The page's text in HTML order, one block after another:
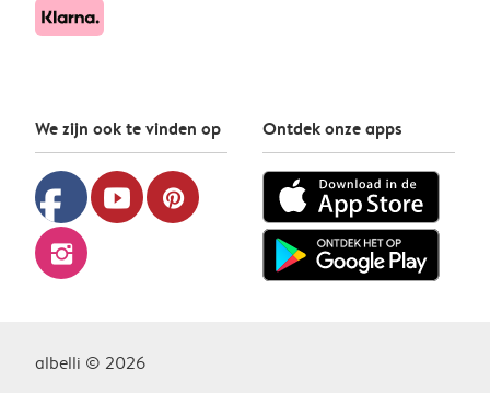
We zijn ook te vinden op
facebook youtube pinterest
instagram
Ontdek onze apps
albelli © 2026